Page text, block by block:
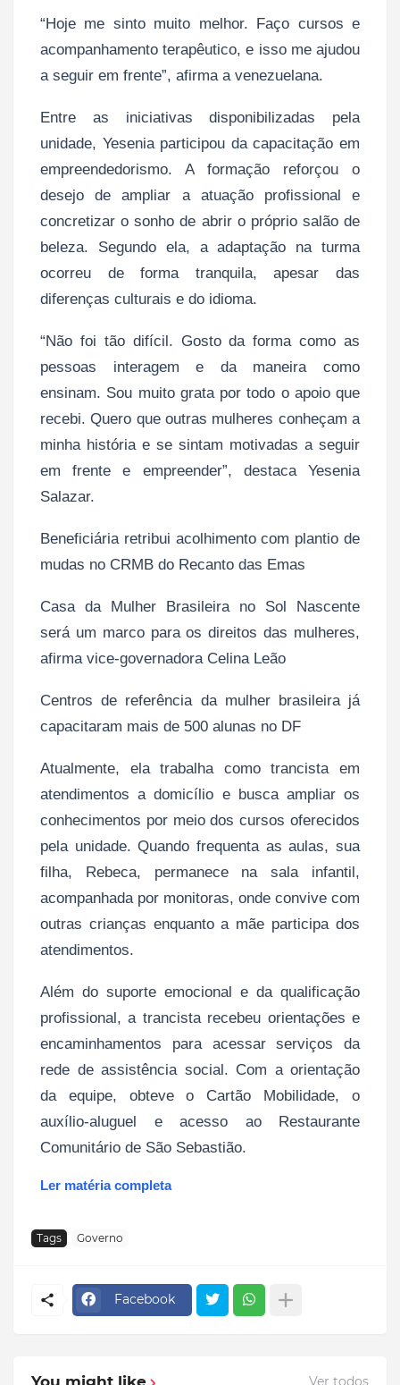
“Hoje me sinto muito melhor. Faço cursos e
acompanhamento terapêutico, e isso me ajudou
a seguir em frente”, afirma a venezuelana.
Entre as iniciativas disponibilizadas pela
unidade, Yesenia participou da capacitação em
empreendedorismo. A formação reforçou o
desejo de ampliar a atuação profissional e
concretizar o sonho de abrir o próprio salão de
beleza. Segundo ela, a adaptação na turma
ocorreu de forma tranquila, apesar das
diferenças culturais e do idioma.
“Não foi tão difícil. Gosto da forma como as
pessoas interagem e da maneira como
ensinam. Sou muito grata por todo o apoio que
recebi. Quero que outras mulheres conheçam a
minha história e se sintam motivadas a seguir
em frente e empreender”, destaca Yesenia
Salazar.
Beneficiária retribui acolhimento com plantio de
mudas no CRMB do Recanto das Emas
Casa da Mulher Brasileira no Sol Nascente
será um marco para os direitos das mulheres,
afirma vice-governadora Celina Leão
Centros de referência da mulher brasileira já
capacitaram mais de 500 alunas no DF
Atualmente, ela trabalha como trancista em
atendimentos a domicílio e busca ampliar os
conhecimentos por meio dos cursos oferecidos
pela unidade. Quando frequenta as aulas, sua
filha, Rebeca, permanece na sala infantil,
acompanhada por monitoras, onde convive com
outras crianças enquanto a mãe participa dos
atendimentos.
Além do suporte emocional e da qualificação
profissional, a trancista recebeu orientações e
encaminhamentos para acessar serviços da
rede de assistência social. Com a orientação
da equipe, obteve o Cartão Mobilidade, o
auxílio-aluguel e acesso ao Restaurante
Comunitário de São Sebastião.
Ler matéria completa
Tags Governo
Facebook
You might like